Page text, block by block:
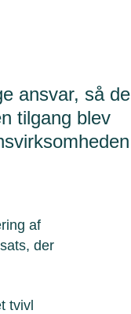
ansvar, så de
tilgang blev
af
der
tvivl